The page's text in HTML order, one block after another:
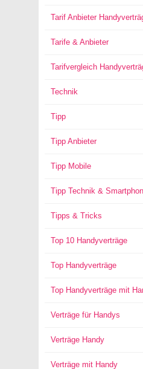
Tarif Anbieter
Tarife & Anbieter
Tarifvergleich
Technik
Tipp
Tipp Anbieter
Tipp Mobile
Tipp Technik &
Tipps & Tricks
Top 10 Handyverträge
Top Handyverträge
Top Handyverträge mit
Verträge für Handys
Verträge Handy
Verträge mit Handy